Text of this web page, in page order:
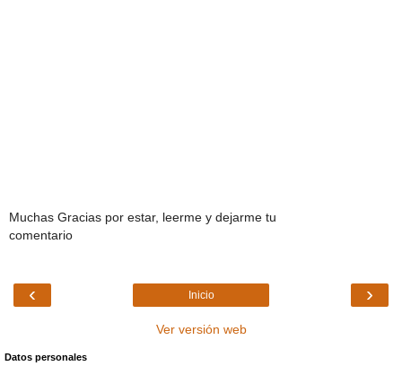
Muchas Gracias por estar, leerme y dejarme tu
comentario
‹ ›
Inicio
Ver versión web
Datos personales